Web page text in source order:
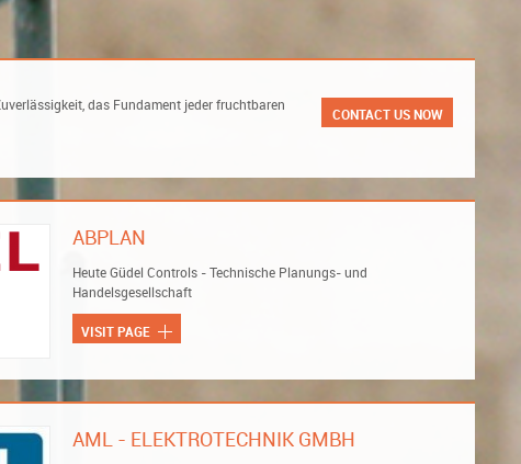
das Fundament jeder fruchtbaren
CONTACT US NOW
ABPLAN
Heute Güdel Controls - Technische Planungs- und
Handelsgesellschaft
VISIT PAGE
AML - ELEKTROTECHNIK GMBH